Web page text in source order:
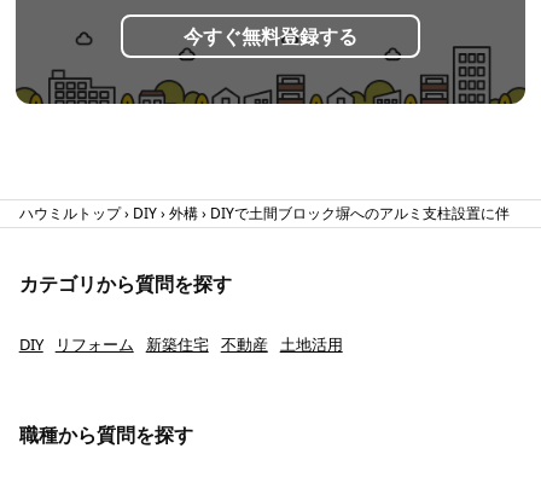
今すぐ無料登録する
ハウミルトップ DIY 外構 DIYで土間ブロック塀へのアルミ支柱設置に伴う
カテゴリから質問を探す
DIY リフォーム 新築住宅 不動産 土地活用
職種から質問を探す